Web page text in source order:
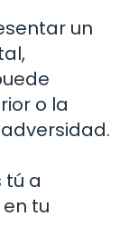
un
o la
tú a
tu